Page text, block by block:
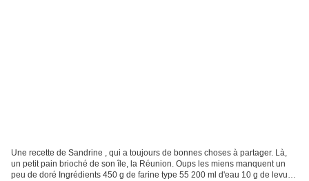
Une recette de Sandrine , qui a toujours de bonnes choses à partager. Là,
un petit pain brioché de son île, la Réunion. Oups les miens manquent un
peu de doré Ingrédients 450 g de farine type 55 200 ml d'eau 10 g de levure